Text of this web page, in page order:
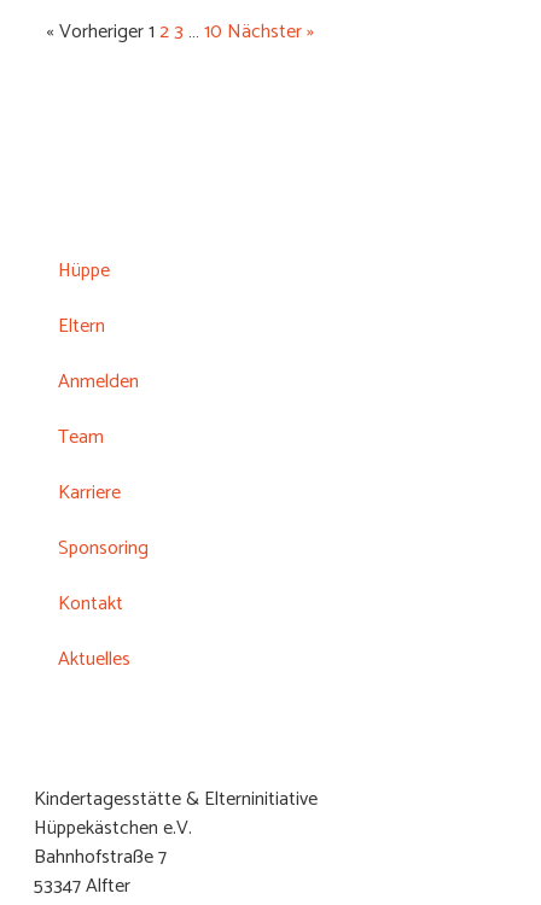
« Vorheriger123 …10 Nächster »
Hüppe
Eltern
Anmelden
Team
Karriere
Sponsoring
Kontakt
Aktuelles
Kindertagesstätte & Elterninitiative
Hüppekästchen e.V.
Bahnhofstraße 7
53347 Alfter